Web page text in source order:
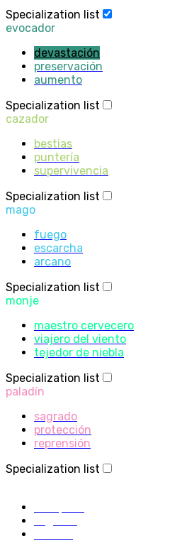
Specialization list
evocador
devastación
preservación
aumento
Specialization list
cazador
bestias
puntería
supervivencia
Specialization list
mago
fuego
escarcha
arcano
Specialization list
monje
maestro cervecero
viajero del viento
tejedor de niebla
Specialization list
paladín
sagrado
protección
reprensión
Specialization list